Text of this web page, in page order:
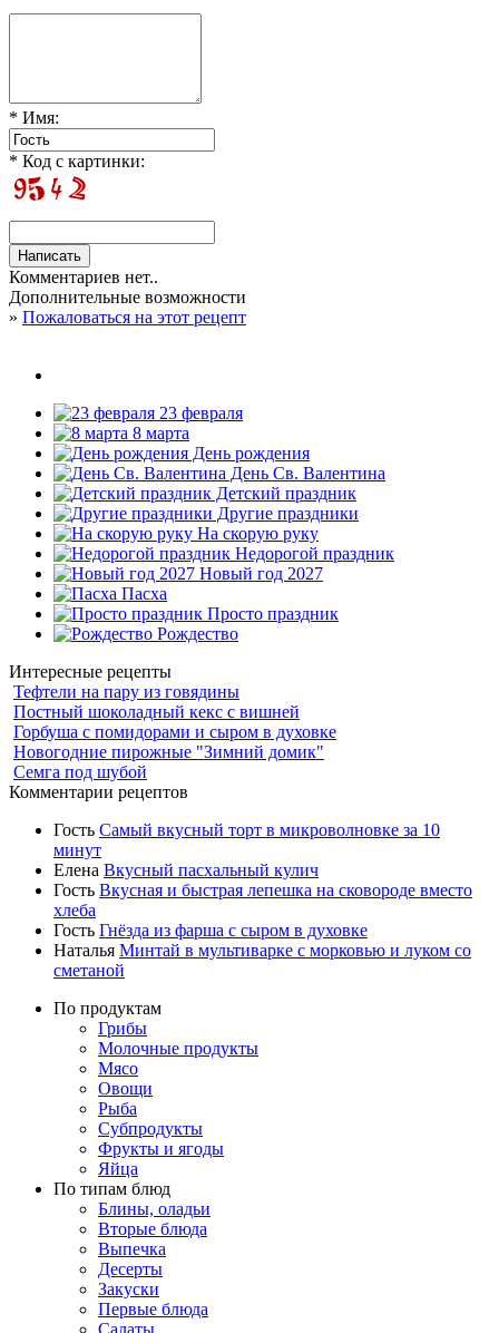
* Имя:
* Код с картинки:
Комментариев нет..
Дополнительные возможности
» Пожаловаться на этот рецепт
23 февраля
8 марта
День рождения
День Св. Валентина
Детский праздник
Другие праздники
На скорую руку
Недорогой праздник
Новый год 2027
Пасха
Просто праздник
Рождество
Интересные рецепты
Тефтели на пару из говядины
Постный шоколадный кекс с вишней
Горбуша с помидорами и сыром в духовке
Новогодние пирожные "Зимний домик"
Семга под шубой
Комментарии рецептов
Гость Самый вкусный торт в микроволновке за 10
минут
Елена Вкусный пасхальный кулич
Гость Вкусная и быстрая лепешка на сковороде вместо
хлеба
Гость Гнёзда из фарша с сыром в духовке
Наталья Минтай в мультиварке с морковью и луком со
сметаной
По продуктам
Грибы
Молочные продукты
Мясо
Овощи
Рыба
Субпродукты
Фрукты и ягоды
Яйца
По типам блюд
Блины, оладьи
Вторые блюда
Выпечка
Десерты
Закуски
Первые блюда
Салаты